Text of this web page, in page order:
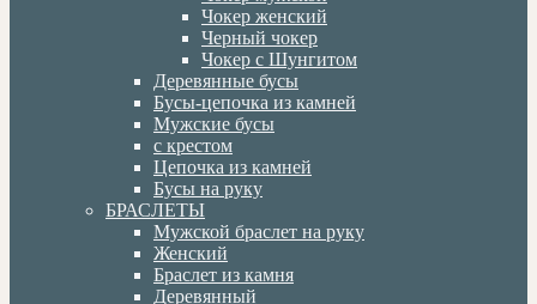
Чокер женский
Черный чокер
Чокер с Шунгитом
Деревянные бусы
Бусы-цепочка из камней
Мужские бусы
с крестом
Цепочка из камней
Бусы на руку
БРАСЛЕТЫ
Мужской браслет на руку
Женский
Браслет из камня
Деревянный